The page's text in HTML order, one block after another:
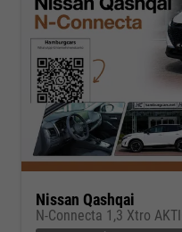
Nissan Qashqai
N-Connecta 1,3 Xtro